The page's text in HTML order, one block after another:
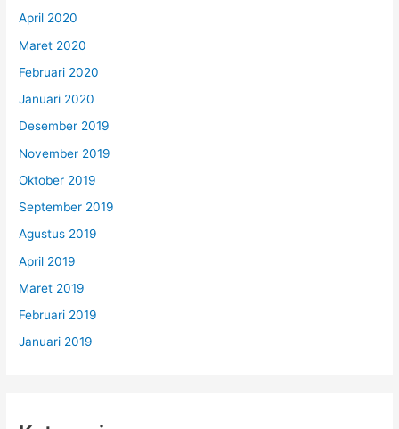
April 2020
Maret 2020
Februari 2020
Januari 2020
Desember 2019
November 2019
Oktober 2019
September 2019
Agustus 2019
April 2019
Maret 2019
Februari 2019
Januari 2019